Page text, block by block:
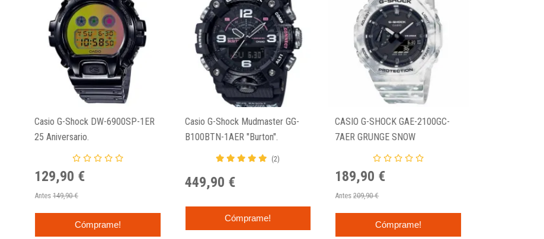
Casio G-Shock DW-6900SP-1ER
25 Aniversario.
129,90 €
Antes 149,90 €
Cómprame!
Casio G-Shock Mudmaster GG-
B100BTN-1AER "Burton".
(2)
449,90 €
Cómprame!
CASIO G-SHOCK GAE-2100GC-
7AER GRUNGE SNOW
CAMOUFLAGE
189,90 €
Antes 209,90 €
Cómprame!